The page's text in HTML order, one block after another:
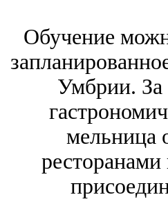
Обучение
Умбрии. За
мельница